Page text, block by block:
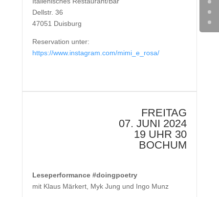
Dellstr. 36
47051 Duisburg
Reservation unter:
https://www.instagram.com/mimi_e_rosa/
FREITAG
07. JUNI 2024
19 UHR 30
BOCHUM
Leseperformance #doingpoetry
mit Klaus Märkert, Myk Jung und Ingo Munz